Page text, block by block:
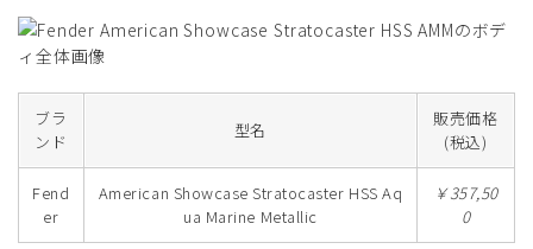
ブラ
ンド
型名
販売価格
(税込)
Fend
er
American Showcase Stratocaster HSS Aq
ua Marine Metallic
￥357,50
0